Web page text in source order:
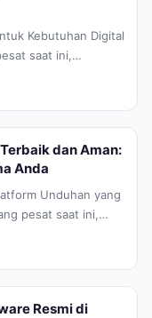
Kebutuhan Digital
saat ini,
dan Aman:
Anda
Unduhan yang
pesat saat ini,
Resmi di